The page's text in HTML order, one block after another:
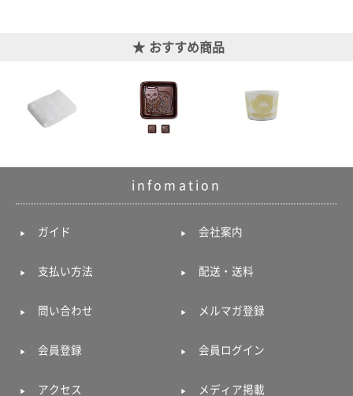
おすすめ商品
infomation
ガイド 会社案内
支払い方法 配送・送料
問い合わせ メルマガ登録
会員登録 会員ログイン
アクセス メディア掲載